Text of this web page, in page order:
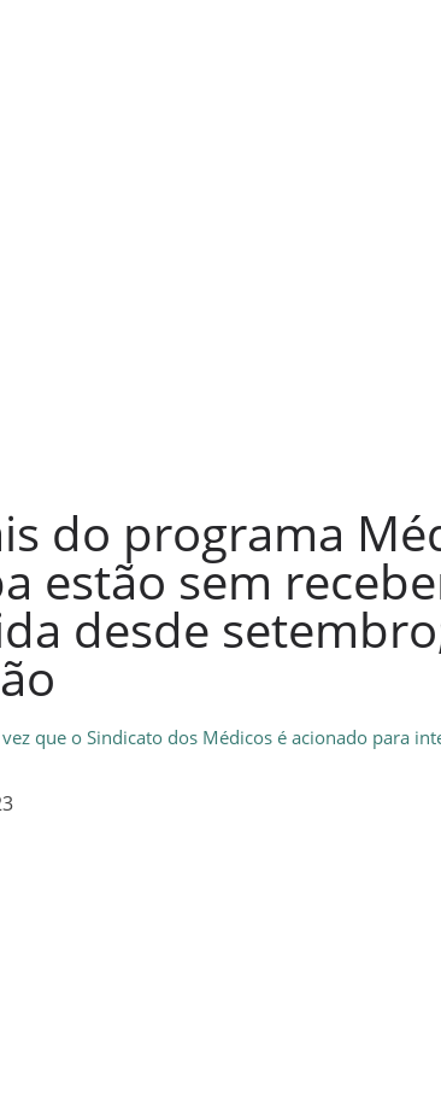
do programa
estão sem
desde
que o Sindicato dos Médicos é acionado para